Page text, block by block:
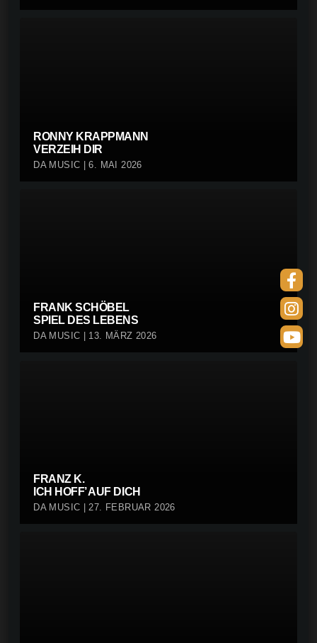
RONNY KRAPPMANN
VERZEIH DIR
DA MUSIC | 6. MAI 2026
FRANK SCHÖBEL
SPIEL DES LEBENS
DA MUSIC | 13. MÄRZ 2026
FRANZ K.
ICH HOFF’ AUF DICH
DA MUSIC | 27. FEBRUAR 2026